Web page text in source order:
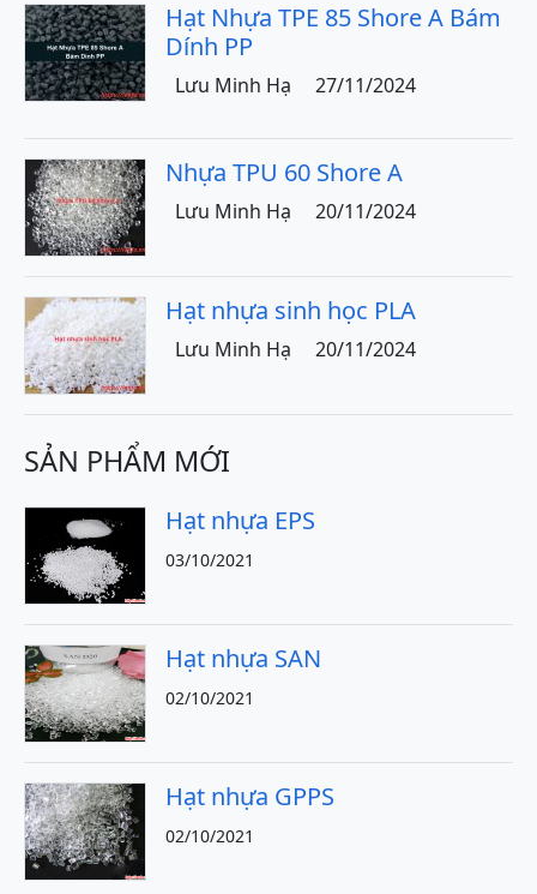
Hạt Nhựa TPE 85 Shore A Bám
Dính PP
Lưu Minh Hạ 27/11/2024
Nhựa TPU 60 Shore A
Lưu Minh Hạ 20/11/2024
Hạt nhựa sinh học PLA
Lưu Minh Hạ 20/11/2024
SẢN PHẨM MỚI
Hạt nhựa EPS
03/10/2021
Hạt nhựa SAN
02/10/2021
Hạt nhựa GPPS
02/10/2021